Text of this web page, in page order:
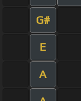
G#
E
A